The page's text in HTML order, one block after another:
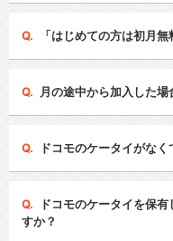
「はじめての方は初月
月の途中から加入した
ドコモのケータイがな
ドコモのケータイを保
すか？